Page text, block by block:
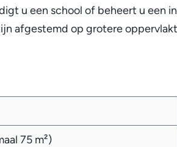
u een school of beheert u een
afgestemd op grotere
75 m²)